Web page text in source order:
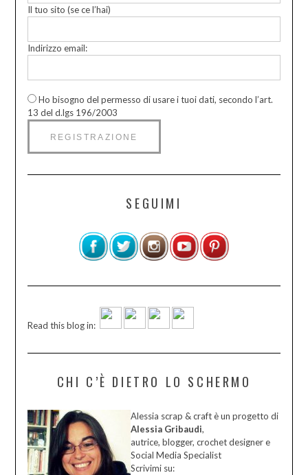
Il tuo sito (se ce l’hai)
Indirizzo email:
Ho bisogno del permesso di usare i tuoi dati, secondo l’art.
13 del d.lgs 196/2003
SEGUIMI
Read this blog in:
CHI C’È DIETRO LO SCHERMO
Alessia scrap & craft è un progetto di
Alessia Gribaudi,
autrice, blogger, crochet designer e
Social Media Specialist
Scrivimi su: